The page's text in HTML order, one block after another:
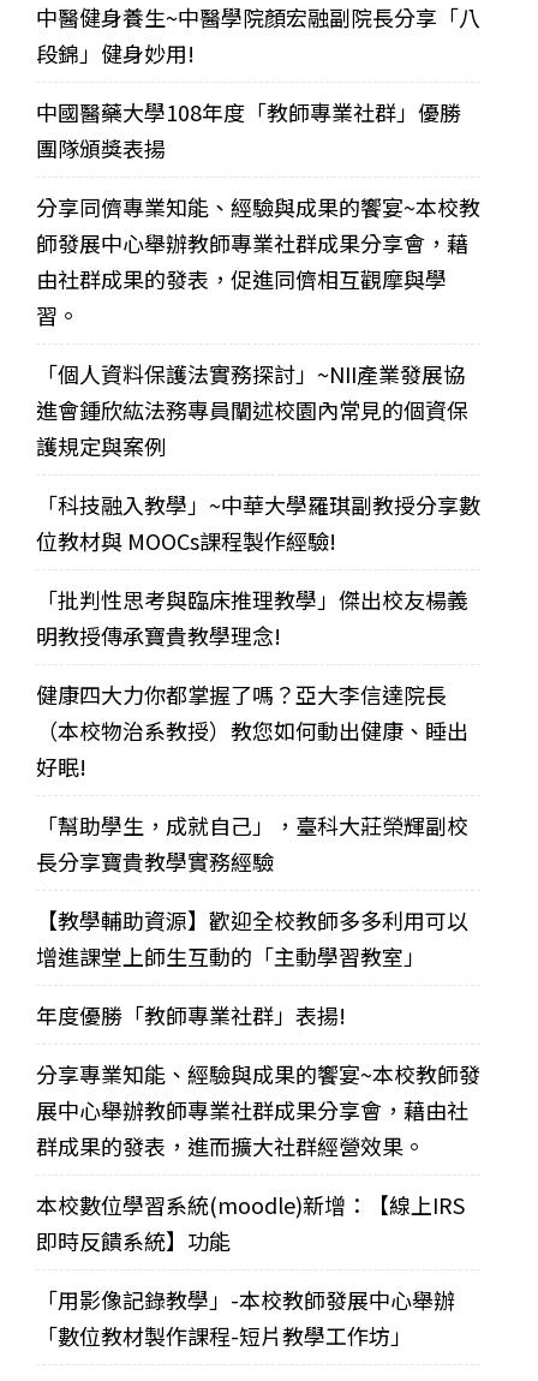
中醫健身養生~中醫學院顏宏融副院長分享「八
段錦」健身妙用!
中國醫藥大學108年度「教師專業社群」優勝
團隊頒獎表揚
分享同儕專業知能、經驗與成果的饗宴~本校教
師發展中心舉辦教師專業社群成果分享會，藉
由社群成果的發表，促進同儕相互觀摩與學
習。
「個人資料保護法實務探討」~NII產業發展協
進會鍾欣紘法務專員闡述校園內常見的個資保
護規定與案例
「科技融入教學」~中華大學羅琪副教授分享數
位教材與 MOOCs課程製作經驗!
「批判性思考與臨床推理教學」傑出校友楊義
明教授傳承寶貴教學理念!
健康四大力你都掌握了嗎？亞大李信達院長
（本校物治系教授）教您如何動出健康、睡出
好眠!
「幫助學生，成就自己」，臺科大莊榮輝副校
長分享寶貴教學實務經驗
【教學輔助資源】歡迎全校教師多多利用可以
增進課堂上師生互動的「主動學習教室」
年度優勝「教師專業社群」表揚!
分享專業知能、經驗與成果的饗宴~本校教師發
展中心舉辦教師專業社群成果分享會，藉由社
群成果的發表，進而擴大社群經營效果。
本校數位學習系統(moodle)新增：【線上IRS
即時反饋系統】功能
「用影像記錄教學」-本校教師發展中心舉辦
「數位教材製作課程-短片教學工作坊」